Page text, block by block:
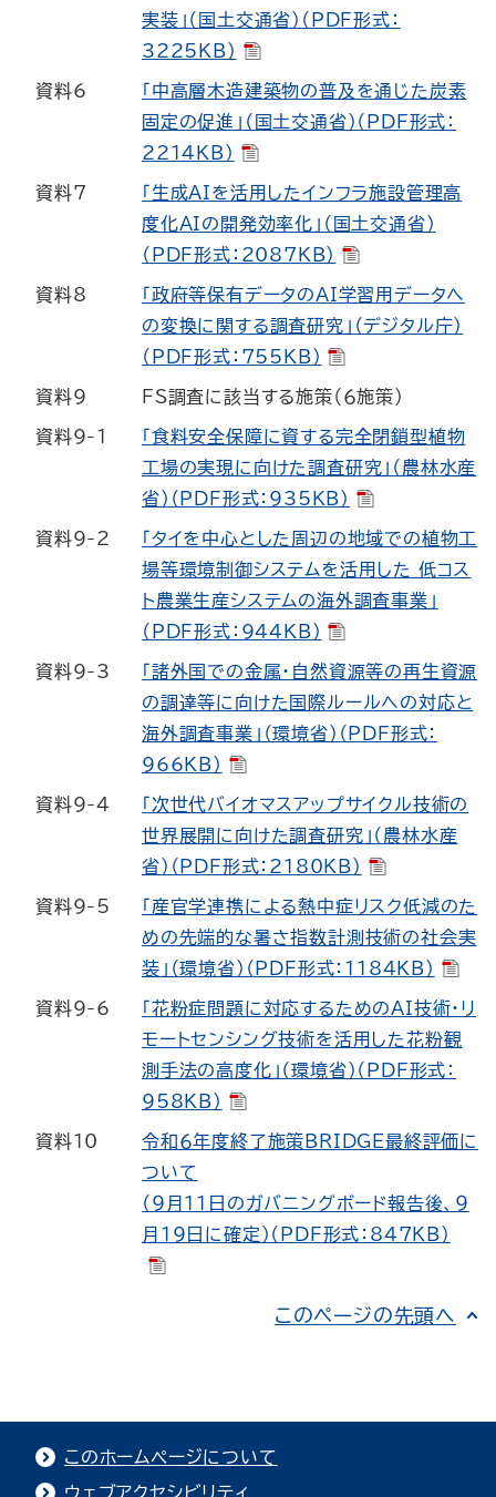
実装」（国土交通省）（PDF形式：
3225KB）
資料6
「中高層木造建築物の普及を通じた炭素
固定の促進」（国土交通省）（PDF形式：
2214KB）
資料7
「生成AIを活用したインフラ施設管理高
度化AIの開発効率化」（国土交通省）
（PDF形式：2087KB）
資料8
「政府等保有データのAI学習用データへ
の変換に関する調査研究」（デジタル庁）
（PDF形式：755KB）
資料9 FS調査に該当する施策（６施策）
資料9-1
「食料安全保障に資する完全閉鎖型植物
工場の実現に向けた調査研究」（農林水産
省）（PDF形式：935KB）
資料9-2
「タイを中心とした周辺の地域での植物工
場等環境制御システムを活用した 低コス
ト農業生産システムの海外調査事業」
（PDF形式：944KB）
資料9-3
「諸外国での金属・自然資源等の再生資源
の調達等に向けた国際ルールへの対応と
海外調査事業」（環境省）（PDF形式：
966KB）
資料9-4
「次世代バイオマスアップサイクル技術の
世界展開に向けた調査研究」（農林水産
省）（PDF形式：2180KB）
資料9-5
「産官学連携による熱中症リスク低減のた
めの先端的な暑さ指数計測技術の社会実
装」（環境省）（PDF形式：1184KB）
資料9-6
「花粉症問題に対応するためのAI技術・リ
モートセンシング技術を活用した花粉観
測手法の高度化」（環境省）（PDF形式：
958KB）
資料10
令和６年度終了施策BRIDGE最終評価に
ついて
（９月11日のガバニングボード報告後、９
月19日に確定）（PDF形式：847KB）
このページの先頭へ
このホームページについて
ウェブアクセシビリティ